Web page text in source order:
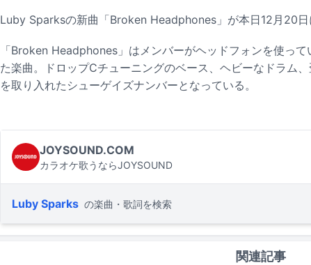
Luby Sparksの新曲「Broken Headphones」が本日12月20日
「Broken Headphones」はメンバーがヘッドフォンを使っ
た楽曲。ドロップCチューニングのベース、ヘビーなドラム
を取り入れたシューゲイズナンバーとなっている。
JOYSOUND.COM
カラオケ歌うならJOYSOUND
Luby Sparks の楽曲・歌詞を検索
関連記事